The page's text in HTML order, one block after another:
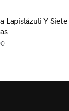
Lapislázuli Y Siete